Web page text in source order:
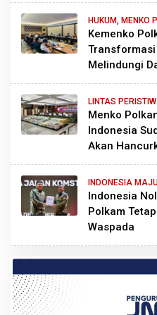
HUKUM MENKO
Kemenko
Melindungi
LINTAS
Menko
Indonesia
Akan
INDONESIA
Indonesia
Polkam
Waspada